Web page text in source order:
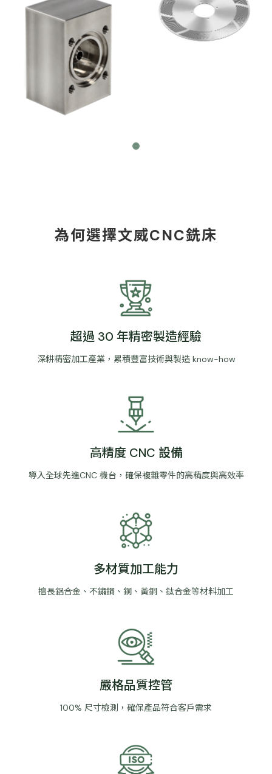
適合加工材料：鋁合金、不鏽鋼、黃酮、銅合金、鈦
合金、模具鋼、鑄件
產業應用：機械零件加工、汽車零件、電子零件、航
太零件、模具製造
為何選擇文威CNC銑床
超過 30 年精密製造經驗
深耕精密加工產業，累積豐富技術與製造 know-how
高精度 CNC 設備
導入全球先進CNC 機台，確保複雜零件的高精度與高效率
多材質加工能力
擅長鋁合金、不鏽鋼、銅、黃銅、鈦合金等材料加工
嚴格品質控管
100% 尺寸檢測，確保產品符合客戶需求